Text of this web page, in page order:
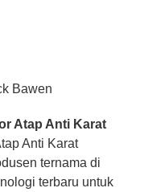
Atap Anti Karat
Anti Karat
ternama di
terbaru untuk